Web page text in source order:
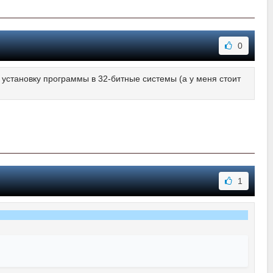
0
программы в 32-битные системы (а у меня стоит
1